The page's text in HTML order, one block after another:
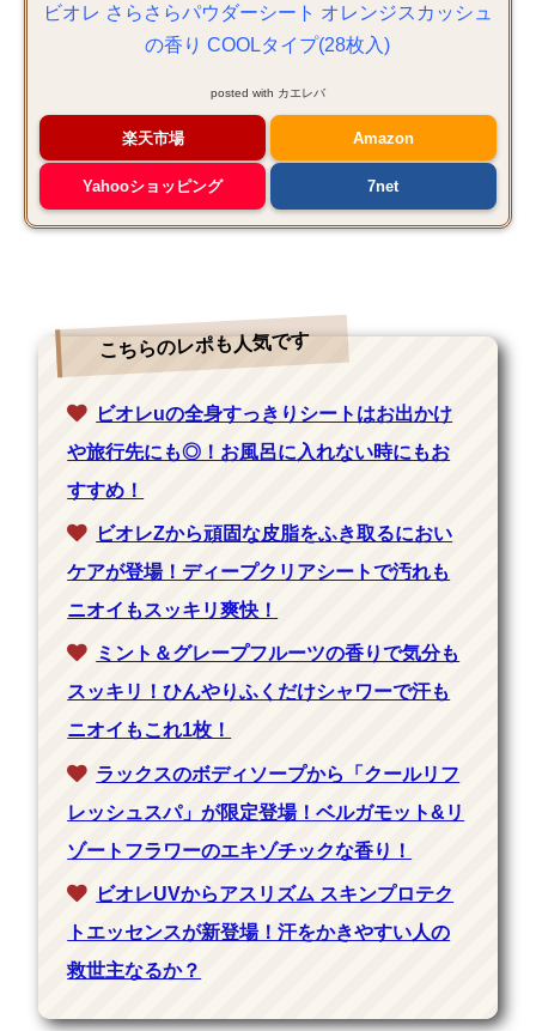
ビオレ さらさらパウダーシート オレンジスカッシュ
の香り COOLタイプ(28枚入)
posted with カエレバ
楽天市場 Amazon
Yahooショッピング 7net
こちらのレポも人気です
ビオレuの全身すっきりシートはお出かけ
や旅行先にも◎！お風呂に入れない時にもお
すすめ！
ビオレZから頑固な皮脂をふき取るにおい
ケアが登場！ディープクリアシートで汚れも
ニオイもスッキリ爽快！
ミント＆グレープフルーツの香りで気分も
スッキリ！ひんやりふくだけシャワーで汗も
ニオイもこれ1枚！
ラックスのボディソープから「クールリフ
レッシュスパ」が限定登場！ベルガモット&リ
ゾートフラワーのエキゾチックな香り！
ビオレUVからアスリズム スキンプロテク
トエッセンスが新登場！汗をかきやすい人の
救世主なるか？